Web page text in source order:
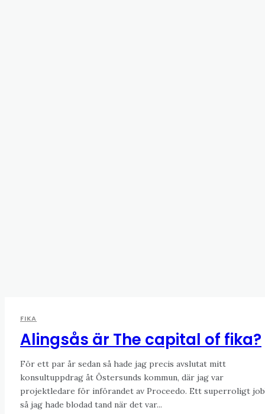
FIKA
Alingsås är The capital of fika?
För ett par år sedan så hade jag precis avslutat mitt
konsultuppdrag åt Östersunds kommun, där jag var
projektledare för införandet av Proceedo. Ett superroligt
så jag hade blodad tand när det var...